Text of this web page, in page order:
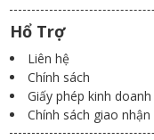
Hổ Trợ
Liên hệ
Chính sách
Giấy phép kinh doanh
Chính sách giao nhận